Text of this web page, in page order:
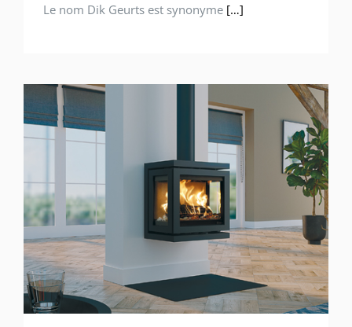
Le nom Dik Geurts est synonyme […]